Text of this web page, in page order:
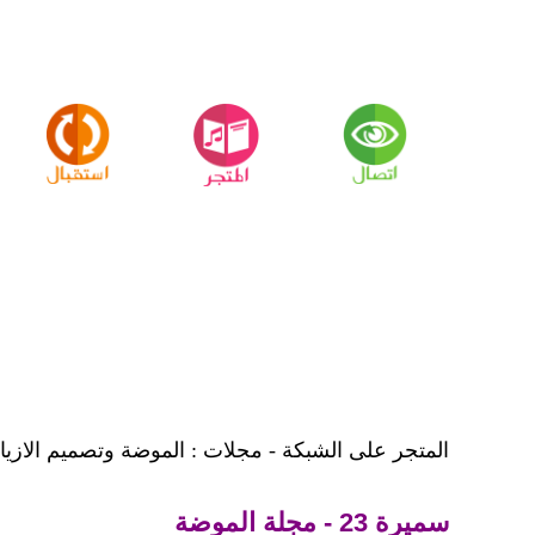
المتجر على الشبكة - مجلات : الموضة وتصميم
سميرة 23 - مجلة الموضة